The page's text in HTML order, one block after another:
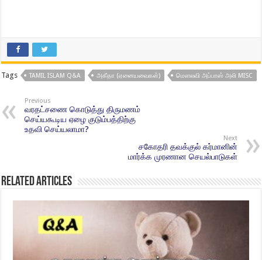
Tags TAMIL ISLAM Q&A அகீதா (ஏனையவைகள்) மௌலவி அப்பாஸ் அலி MISC
Previous
வரதட்சணை கொடுத்து திருமணம்
செய்யகூடிய ஏழை குடும்பத்திற்கு
உதவி செய்யலாமா?
Next
சகோதரி தவக்குல் கர்மானின்
மார்க்க முரணான செயல்பாடுகள்
Related Articles